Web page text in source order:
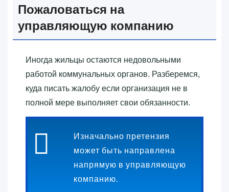
Пожаловаться на
управляющую компанию
Иногда жильцы остаются недовольными
работой коммунальных органов. Разберемся,
куда писать жалобу если организация не в
полной мере выполняет свои обязанности.
Изначально претензия
может быть направлена
напрямую в управляющую
компанию.